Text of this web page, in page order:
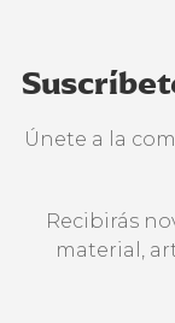
Únete a la
Recibirás
material,